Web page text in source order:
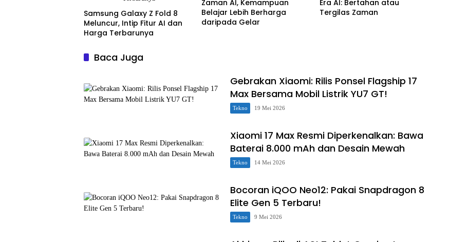
Samsung Galaxy Z Fold 8
Meluncur, Intip Fitur AI dan
Harga Terbarunya
Zaman AI, Kemampuan
Belajar Lebih Berharga
daripada Gelar
Era AI: Bertahan atau
Tergilas Zaman
Baca Juga
Gebrakan Xiaomi: Rilis Ponsel Flagship 17
Max Bersama Mobil Listrik YU7 GT!
Tekno 19 Mei 2026
Xiaomi 17 Max Resmi Diperkenalkan: Bawa
Baterai 8.000 mAh dan Desain Mewah
Tekno 14 Mei 2026
Bocoran iQOO Neo12: Pakai Snapdragon 8
Elite Gen 5 Terbaru!
Tekno 9 Mei 2026